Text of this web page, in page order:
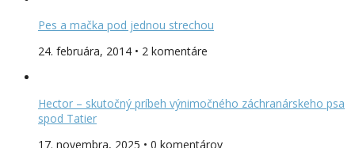
Pes a mačka pod jednou strechou
24. februára, 2014 • 2 komentáre
Hector – skutočný príbeh výnimočného záchranárskeho psa
spod Tatier
17. novembra, 2025 • 0 komentárov